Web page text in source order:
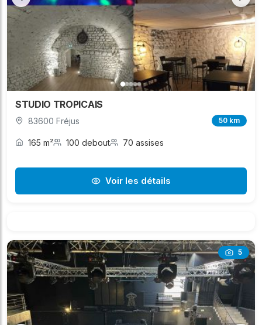
STUDIO TROPICAIS
83600 Fréjus 50 km
165 m² 100 debout 70 assises
Voir les détails
5